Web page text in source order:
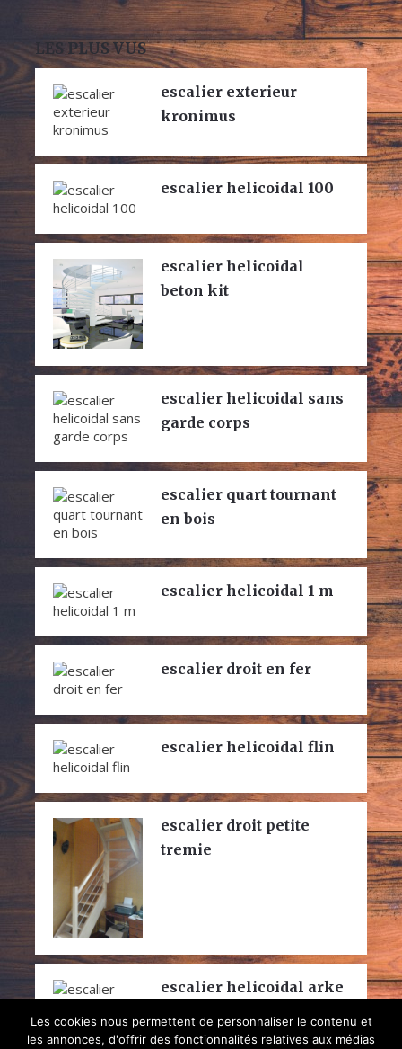
LES PLUS VUS
escalier exterieur
kronimus
escalier helicoidal 100
escalier helicoidal
beton kit
escalier helicoidal sans
garde corps
escalier quart tournant
en bois
escalier helicoidal 1 m
escalier droit en fer
escalier helicoidal flin
escalier droit petite
tremie
escalier helicoidal arke
Les cookies nous permettent de personnaliser le contenu et
les annonces, d'offrir des fonctionnalités relatives aux médias